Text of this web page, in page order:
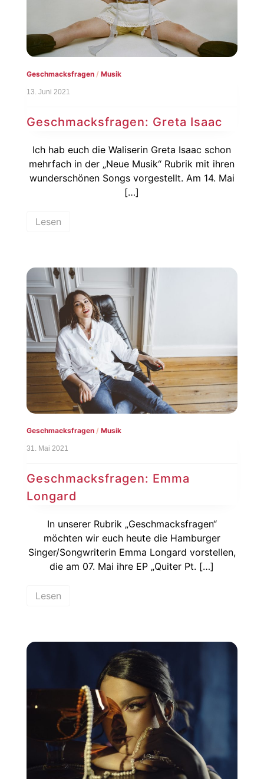
Geschmacksfragen/ Musik
13. Juni 2021
Geschmacksfragen: Greta Isaac
Ich hab euch die Waliserin Greta Isaac schon
mehrfach in der „Neue Musik“ Rubrik mit ihren
wunderschönen Songs vorgestellt. Am 14. Mai
[…]
Lesen
Geschmacksfragen/ Musik
31. Mai 2021
Geschmacksfragen: Emma
Longard
In unserer Rubrik „Geschmacksfragen“
möchten wir euch heute die Hamburger
Singer/Songwriterin Emma Longard vorstellen,
die am 07. Mai ihre EP „Quiter Pt. […]
Lesen